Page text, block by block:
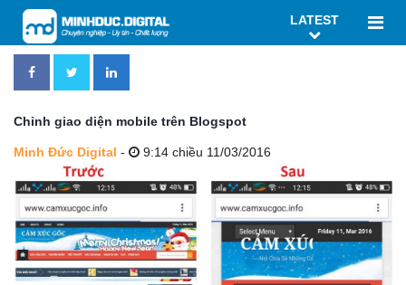
LATEST
Chỉnh giao diện mobile trên Blogspot
Minh Đức Digital - 9:14 chiều 11/03/2016